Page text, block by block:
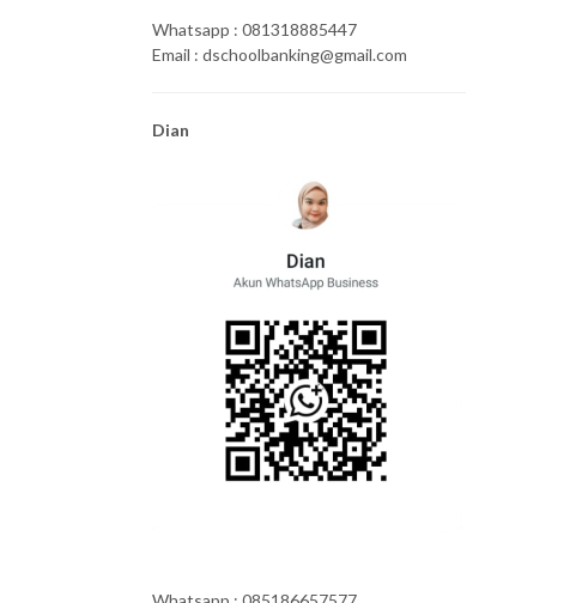
Whatsapp : 081318885447
Email : dschoolbanking@gmail.com
Dian